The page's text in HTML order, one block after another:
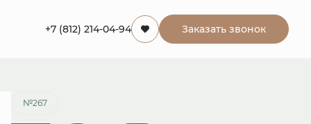
+7 (812) 214-04-94 Заказать звонок
Квартира забронирована
№267